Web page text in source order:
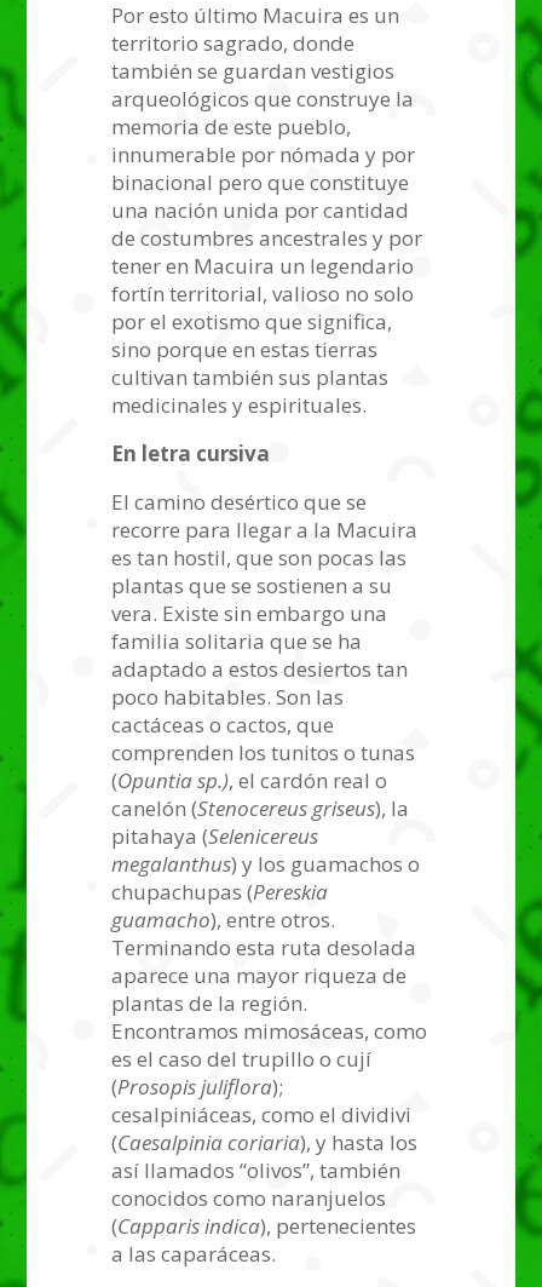
Por esto último Macuira es un
territorio sagrado, donde
también se guardan vestigios
arqueológicos que construye la
memoria de este pueblo,
innumerable por nómada y por
binacional pero que constituye
una nación unida por cantidad
de costumbres ancestrales y por
tener en Macuira un legendario
fortín territorial, valioso no solo
por el exotismo que significa,
sino porque en estas tierras
cultivan también sus plantas
medicinales y espirituales.
En letra cursiva
El camino desértico que se
recorre para llegar a la Macuira
es tan hostil, que son pocas las
plantas que se sostienen a su
vera. Existe sin embargo una
familia solitaria que se ha
adaptado a estos desiertos tan
poco habitables. Son las
cactáceas o cactos, que
comprenden los tunitos o tunas
(Opuntia sp.), el cardón real o
canelón (Stenocereus griseus), la
pitahaya (Selenicereus
megalanthus) y los guamachos o
chupachupas (Pereskia
guamacho), entre otros.
Terminando esta ruta desolada
aparece una mayor riqueza de
plantas de la región.
Encontramos mimosáceas, como
es el caso del trupillo o cují
(Prosopis juliflora);
cesalpiniáceas, como el dividivi
(Caesalpinia coriaria), y hasta los
así llamados “olivos”, también
conocidos como naranjuelos
(Capparis indica), pertenecientes
a las caparáceas.